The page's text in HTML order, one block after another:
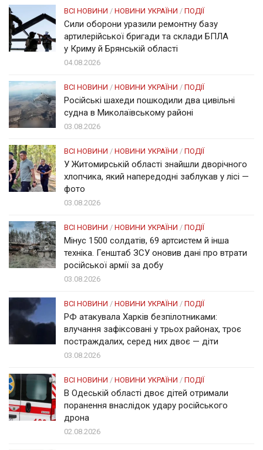
ВСІ НОВИНИ / НОВИНИ УКРАЇНИ / ПОДІЇ
Сили оборони уразили ремонтну базу
артилерійської бригади та склади БПЛА
у Криму й Брянській області
04.08.2026
ВСІ НОВИНИ / НОВИНИ УКРАЇНИ / ПОДІЇ
Російські шахеди пошкодили два цивільні
судна в Миколаївському районі
03.08.2026
ВСІ НОВИНИ / НОВИНИ УКРАЇНИ / ПОДІЇ
У Житомирській області знайшли дворічного
хлопчика, який напередодні заблукав у лісі —
фото
03.08.2026
ВСІ НОВИНИ / НОВИНИ УКРАЇНИ / ПОДІЇ
Мінус 1500 солдатів, 69 артсистем й інша
техніка. Генштаб ЗСУ оновив дані про втрати
російської армії за добу
03.08.2026
ВСІ НОВИНИ / НОВИНИ УКРАЇНИ / ПОДІЇ
РФ атакувала Харків безпілотниками:
влучання зафіксовані у трьох районах, троє
постраждалих, серед них двоє — діти
03.08.2026
ВСІ НОВИНИ / НОВИНИ УКРАЇНИ / ПОДІЇ
В Одеській області двоє дітей отримали
поранення внаслідок удару російського
дрона
02.08.2026